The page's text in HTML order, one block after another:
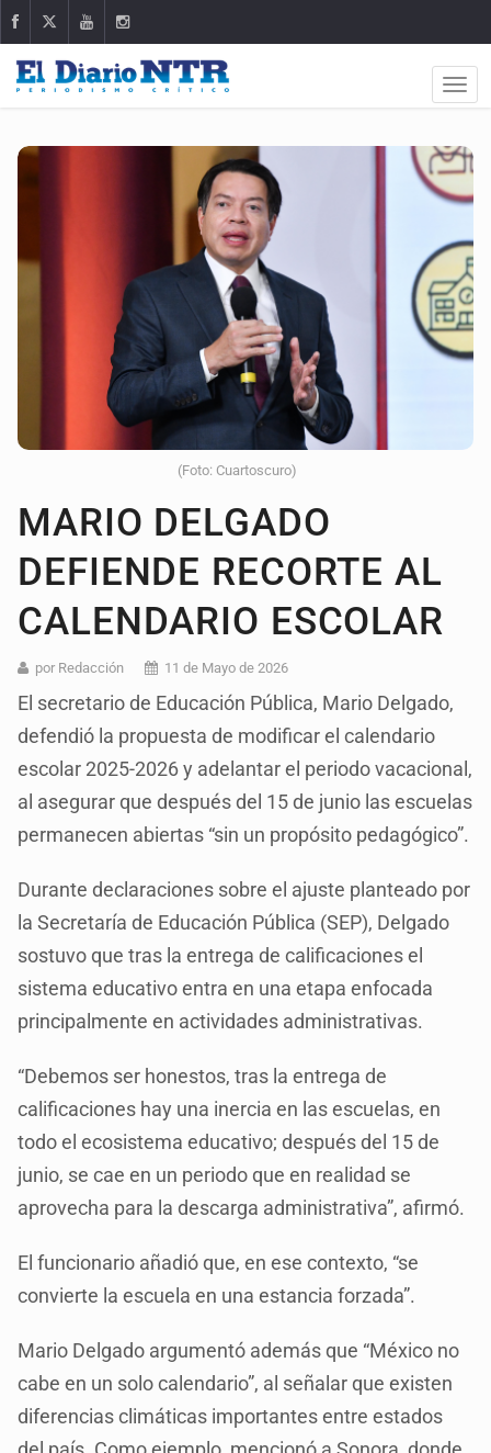
(Foto: Cuartoscuro)
MARIO DELGADO
DEFIENDE RECORTE AL
CALENDARIO ESCOLAR
por Redacción 11 de Mayo de 2026
El secretario de Educación Pública, Mario Delgado,
defendió la propuesta de modificar el calendario
escolar 2025-2026 y adelantar el periodo vacacional,
al asegurar que después del 15 de junio las escuelas
permanecen abiertas “sin un propósito pedagógico”.
Durante declaraciones sobre el ajuste planteado por
la Secretaría de Educación Pública (SEP), Delgado
sostuvo que tras la entrega de calificaciones el
sistema educativo entra en una etapa enfocada
principalmente en actividades administrativas.
“Debemos ser honestos, tras la entrega de
calificaciones hay una inercia en las escuelas, en
todo el ecosistema educativo; después del 15 de
junio, se cae en un periodo que en realidad se
aprovecha para la descarga administrativa”, afirmó.
El funcionario añadió que, en ese contexto, “se
convierte la escuela en una estancia forzada”.
Mario Delgado argumentó además que “México no
cabe en un solo calendario”, al señalar que existen
diferencias climáticas importantes entre estados